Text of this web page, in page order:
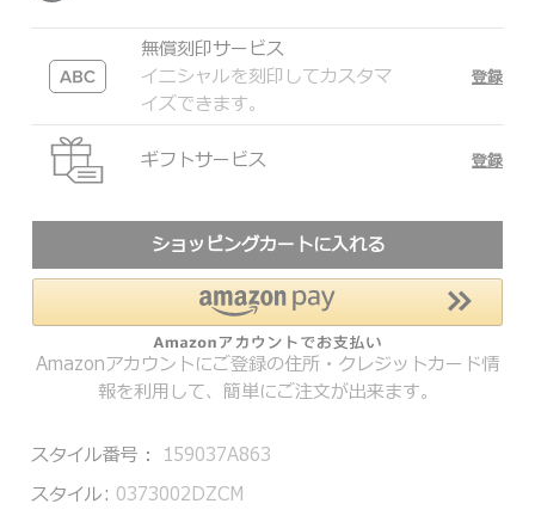
無償刻印サービス
イニシャルを刻印してカスタマ
イズできます。
登録
ギフトサービス 登録
ショッピングカートに入れる
Amazonアカウントにご登録の住所・クレジットカード情
報を利用して、簡単にご注文が出来ます。
スタイル番号： 159037A863
スタイル: 0373002DZCM